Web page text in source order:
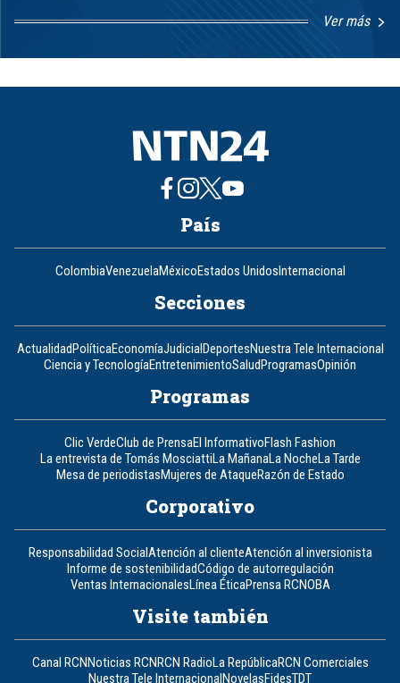
Ver más
1
8
País
ColombiaVenezuelaMéxicoEstados UnidosInternacional
Secciones
ActualidadPolíticaEconomíaJudicialDeportesNuestra Tele Internacional
Ciencia y TecnologíaEntretenimientoSaludProgramasOpinión
Programas
Clic VerdeClub de PrensaEl InformativoFlash Fashion
La entrevista de Tomás MosciattiLa MañanaLa NocheLa Tarde
Mesa de periodistasMujeres de AtaqueRazón de Estado
Corporativo
Responsabilidad SocialAtención al clienteAtención al inversionista
Informe de sostenibilidadCódigo de autorregulación
Ventas InternacionalesLínea ÉticaPrensa RCNOBA
Visite también
Canal RCNNoticias RCNRCN RadioLa RepúblicaRCN Comerciales
Nuestra Tele InternacionalNovelasFidesTDT